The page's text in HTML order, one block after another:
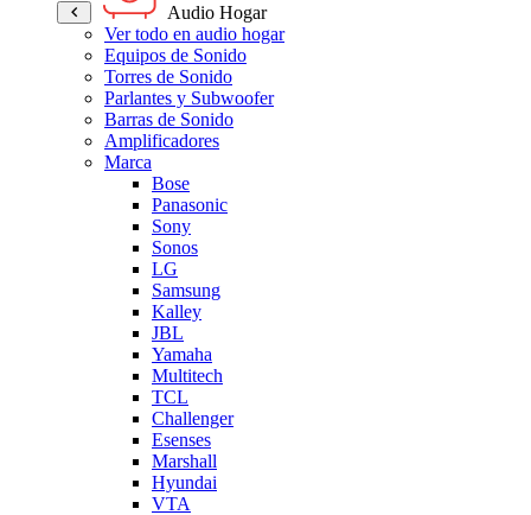
Audio Hogar
Ver todo en audio hogar
Equipos de Sonido
Torres de Sonido
Parlantes y Subwoofer
Barras de Sonido
Amplificadores
Marca
Bose
Panasonic
Sony
Sonos
LG
Samsung
Kalley
JBL
Yamaha
Multitech
TCL
Challenger
Esenses
Marshall
Hyundai
VTA